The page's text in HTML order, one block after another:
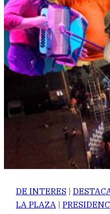
DE INTERES |
LA PLAZA |